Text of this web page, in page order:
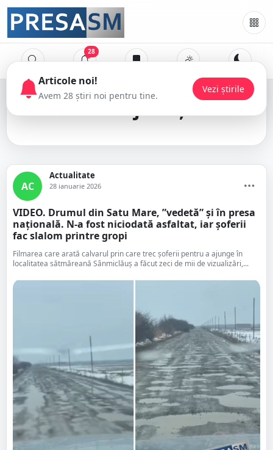
28
drum județean
AC
Actualitate
28 ianuarie 2026
VIDEO. Drumul din Satu Mare, ”vedetă” și în presa
națională. N-a fost niciodată asfaltat, iar șoferii
fac slalom printre gropi
Filmarea care arată calvarul prin care trec șoferii pentru a ajunge în
localitatea sătmăreană Sânmiclăuș a făcut zeci de mii de vizualizări,...